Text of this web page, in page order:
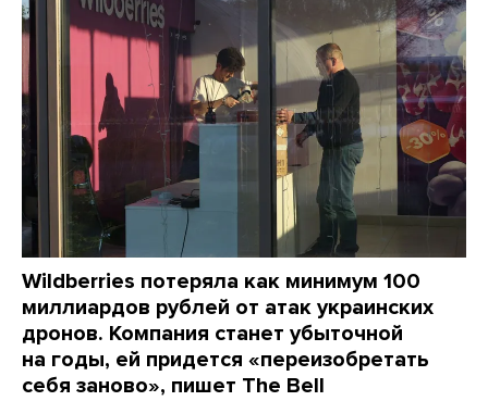
Wildberries потеряла как минимум 100
миллиардов рублей от атак украинских
дронов. Компания станет убыточной
на годы, ей придется «переизобретать
себя заново», пишет The Bell